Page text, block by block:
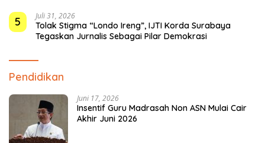
5 Juli 31, 2026
Tolak Stigma “Londo Ireng”, IJTI Korda Surabaya
Tegaskan Jurnalis Sebagai Pilar Demokrasi
Pendidikan
Juni 17, 2026
Insentif Guru Madrasah Non ASN Mulai Cair
Akhir Juni 2026